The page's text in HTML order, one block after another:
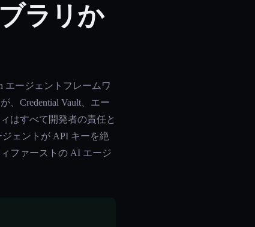
ラリか
エージェントフレームワ
、Credential Vault、エー
はすべて開発者の責任と
ジェントが API キーを絶
ファーストの AI エージ